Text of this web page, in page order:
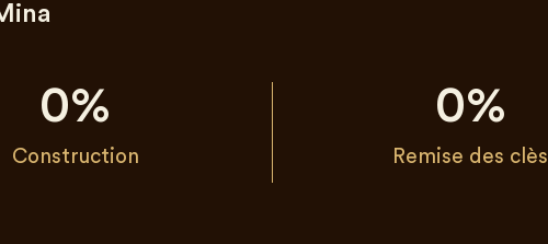
Construction
0%
Remise des clès
0%